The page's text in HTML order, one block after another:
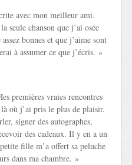
avec mon meilleur ami.
seule chanson que j’ai osée
bonnes et que j’aime sont
à assumer ce que j’écris. »
premières vraies rencontres
où j’ai pris le plus de plaisir.
signer des autographes,
des cadeaux. Il y en a un
fille m’a offert sa peluche
dans ma chambre. »